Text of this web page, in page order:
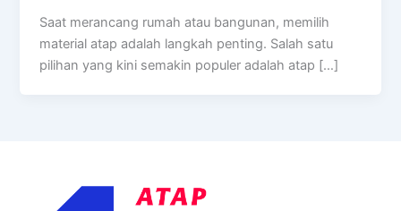
Saat merancang rumah atau bangunan, memilih
material atap adalah langkah penting. Salah satu
pilihan yang kini semakin populer adalah atap […]